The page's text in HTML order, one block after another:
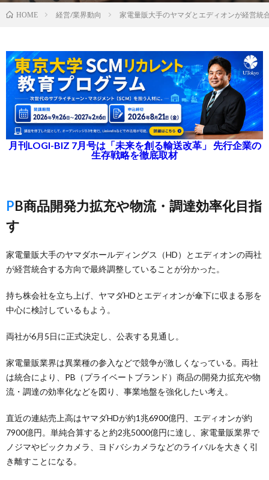
HOME 経営/業界動向 家電量販大手のヤマダとエディオンが経営統
月刊LOGI-BIZ 7月号は「未来を創る輸送改革」 先行企業の
生存戦略を徹底取材
PB商品開発力拡充や物流・調達効率化目指
す
家電量販大手のヤマダホールディングス（HD）とエディオンの両社
が経営統合する方向で最終調整していることが分かった。
持ち株会社を立ち上げ、ヤマダHDとエディオンが傘下に収まる形を
中心に検討しているもよう。
両社が6月5日に正式決定し、公表する見通し。
家電量販業界は異業種の参入などで競争が激しくなっている。両社
は統合により、PB（プライベートブランド）商品の開発力拡充や物
流・調達の効率化などを図り、事業地盤を強化したい考え。
直近の連結売上高はヤマダHDが約1兆6900億円、エディオンが約
7900億円。単純合算すると約2兆5000億円に達し、家電量販業界で
ノジマやビックカメラ、ヨドバシカメラなどのライバルを大きく引
き離すことになる。